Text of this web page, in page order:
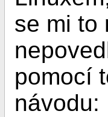
se mi to
pomocí
návodu: